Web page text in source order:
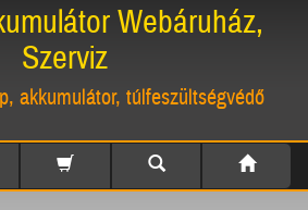
Webáruház,
Szerviz
akkumulátor, túlfeszültségvédő